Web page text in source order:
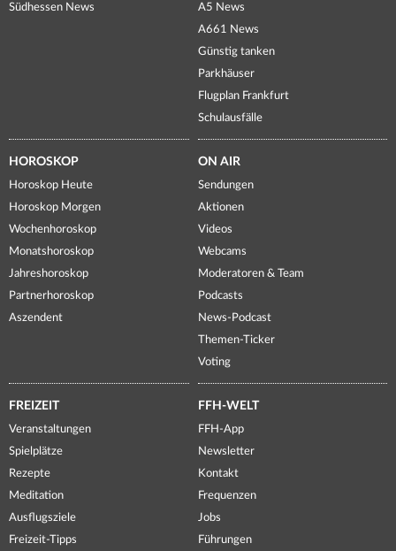
Südhessen News
A5 News
A661 News
Günstig tanken
Parkhäuser
Flugplan Frankfurt
Schulausfälle
HOROSKOP
Horoskop Heute
Horoskop Morgen
Wochenhoroskop
Monatshoroskop
Jahreshoroskop
Partnerhoroskop
Aszendent
ON AIR
Sendungen
Aktionen
Videos
Webcams
Moderatoren & Team
Podcasts
News-Podcast
Themen-Ticker
Voting
FREIZEIT
Veranstaltungen
Spielplätze
Rezepte
Meditation
Ausflugsziele
Freizeit-Tipps
FFH-WELT
FFH-App
Newsletter
Kontakt
Frequenzen
Jobs
Führungen